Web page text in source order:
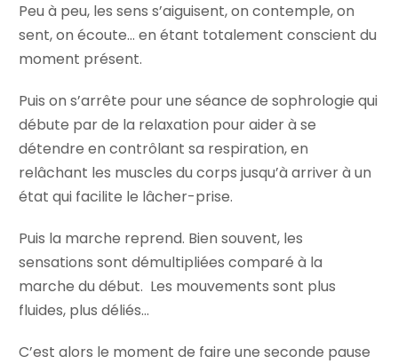
Peu à peu, les sens s’aiguisent, on contemple, on
sent, on écoute… en étant totalement conscient du
moment présent.
Puis on s’arrête pour une séance de sophrologie qui
débute par de la relaxation pour aider à se
détendre en contrôlant sa respiration, en
relâchant les muscles du corps jusqu’à arriver à un
état qui facilite le lâcher-prise.
Puis la marche reprend. Bien souvent, les
sensations sont démultipliées comparé à la
marche du début. Les mouvements sont plus
fluides, plus déliés…
C’est alors le moment de faire une seconde pause